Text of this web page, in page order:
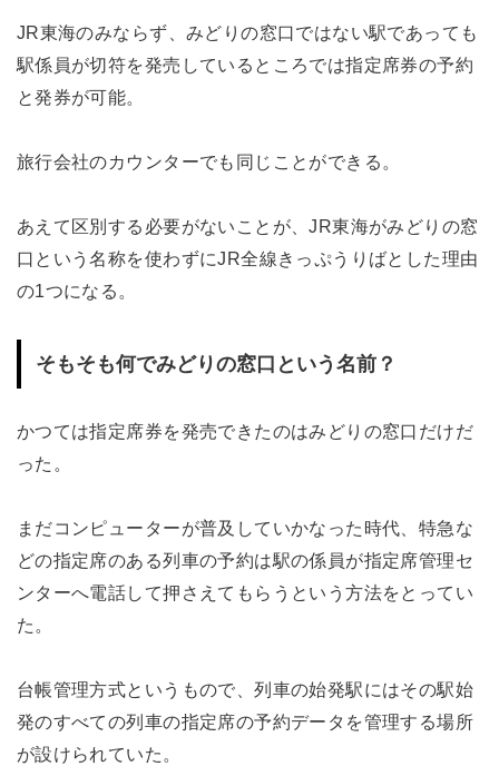
JR東海のみならず、みどりの窓口ではない駅であっても
駅係員が切符を発売しているところでは指定席券の予約
と発券が可能。
旅行会社のカウンターでも同じことができる。
あえて区別する必要がないことが、JR東海がみどりの窓
口という名称を使わずにJR全線きっぷうりばとした理由
の1つになる。
そもそも何でみどりの窓口という名前？
かつては指定席券を発売できたのはみどりの窓口だけだ
った。
まだコンピューターが普及していかなった時代、特急な
どの指定席のある列車の予約は駅の係員が指定席管理セ
ンターへ電話して押さえてもらうという方法をとってい
た。
台帳管理方式というもので、列車の始発駅にはその駅始
発のすべての列車の指定席の予約データを管理する場所
が設けられていた。